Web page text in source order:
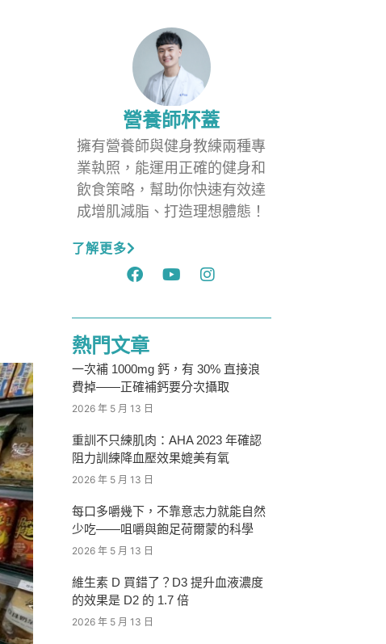
營養師杯蓋
擁有營養師與健身教練兩種專
業執照，能運用正確的健身和
飲食策略，幫助你快速有效達
成增肌減脂、打造理想體態！
了解更多
熱門文章
一次補 1000mg 鈣，有 30% 直接浪
費掉——正確補鈣要分次攝取
2026 年 5 月 13 日
重訓不只練肌肉：AHA 2023 年確認
阻力訓練降血壓效果媲美有氧
2026 年 5 月 13 日
每口多嚼幾下，不靠意志力就能自然
少吃——咀嚼與飽足荷爾蒙的科學
2026 年 5 月 13 日
維生素 D 買錯了？D3 提升血液濃度
的效果是 D2 的 1.7 倍
2026 年 5 月 13 日